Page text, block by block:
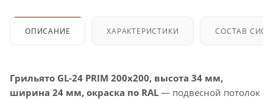
ОПИСАНИЕ ХАРАКТЕРИСТИКИ СОСТАВ
Грильято GL-24 PRIM 200x200, высота 34 мм,
ширина 24 мм, окраска по RAL — подвесной потолок